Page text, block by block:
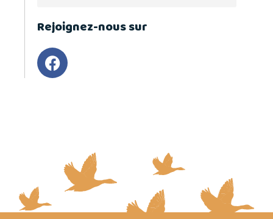
Rejoignez-nous sur
F
a